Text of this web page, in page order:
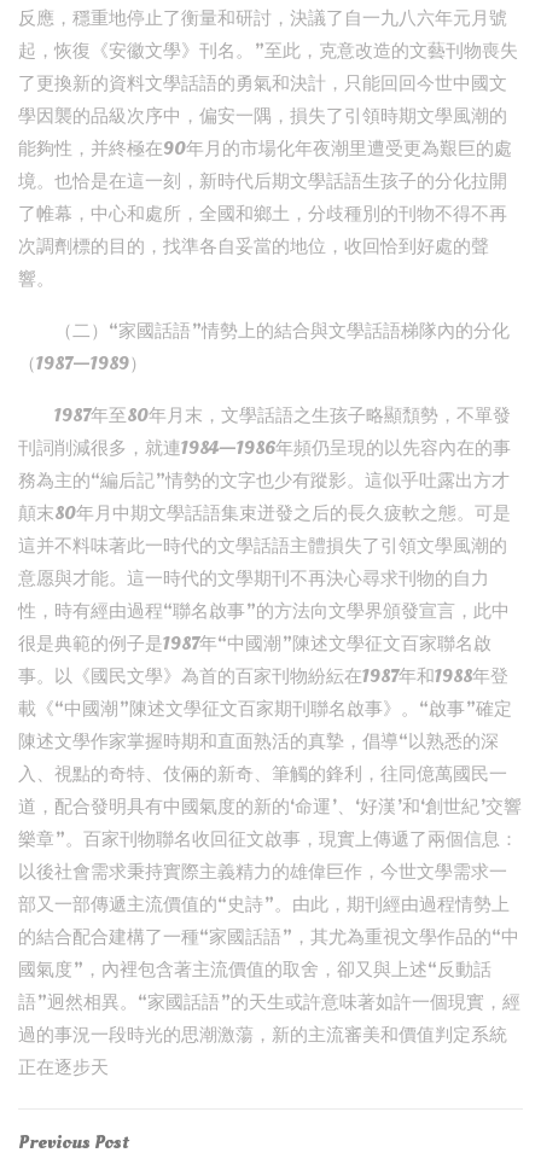
反應，穩重地停止了衡量和研討，決議了自一九八六年元月號
起，恢復《安徽文學》刊名。”至此，克意改造的文藝刊物喪失
了更換新的資料文學話語的勇氣和決計，只能回回今世中國文
學因襲的品級次序中，偏安一隅，損失了引領時期文學風潮的
能夠性，并終極在90年月的市場化年夜潮里遭受更為艱巨的處
境。也恰是在這一刻，新時代后期文學話語生孩子的分化拉開
了帷幕，中心和處所，全國和鄉土，分歧種別的刊物不得不再
次調劑標的目的，找準各自妥當的地位，收回恰到好處的聲
響。
（二）“家國話語”情勢上的結合與文學話語梯隊內的分化
（1987—1989）
1987年至80年月末，文學話語之生孩子略顯頹勢，不單發
刊詞削減很多，就連1984—1986年頻仍呈現的以先容內在的事
務為主的“編后記”情勢的文字也少有蹤影。這似乎吐露出方才
顛末80年月中期文學話語集束迸發之后的長久疲軟之態。可是
這并不料味著此一時代的文學話語主體損失了引領文學風潮的
意愿與才能。這一時代的文學期刊不再決心尋求刊物的自力
性，時有經由過程“聯名啟事”的方法向文學界頒發宣言，此中
很是典範的例子是1987年“中國潮”陳述文學征文百家聯名啟
事。以《國民文學》為首的百家刊物紛紜在1987年和1988年登
載《“中國潮”陳述文學征文百家期刊聯名啟事》。“啟事”確定
陳述文學作家掌握時期和直面熟活的真摯，倡導“以熟悉的深
入、視點的奇特、伎倆的新奇、筆觸的鋒利，往同億萬國民一
道，配合發明具有中國氣度的新的‘命運’、‘好漢’和‘創世紀’交響
樂章”。百家刊物聯名收回征文啟事，現實上傳遞了兩個信息：
以後社會需求秉持實際主義精力的雄偉巨作，今世文學需求一
部又一部傳遞主流價值的“史詩”。由此，期刊經由過程情勢上
的結合配合建構了一種“家國話語”，其尤為重視文學作品的“中
國氣度”，內裡包含著主流價值的取舍，卻又與上述“反動話
語”迥然相異。“家國話語”的天生或許意味著如許一個現實，經
過的事況一段時光的思潮激蕩，新的主流審美和價值判定系統
正在逐步天
Post
Previous
Previous Post